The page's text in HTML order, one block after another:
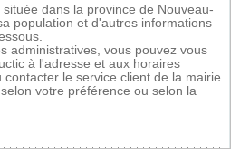
dans la province de Nouveau-
population et d'autres informations
administratives, vous pouvez vous
à l'adresse et aux horaires
le service client de la mairie
votre préférence ou selon la